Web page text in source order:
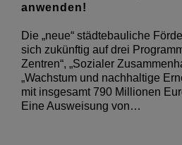
anwenden!
Die „neue“ städtebauliche
sich zukünftig auf drei
Zentren“, „Sozialer
„Wachstum und nachhaltige
mit insgesamt 790 Millionen
Eine Ausweisung von…